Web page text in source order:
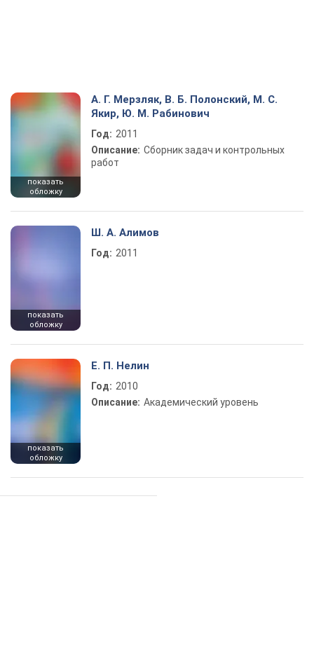
показать
обложку
А. Г. Мерзляк, В. Б. Полонский, М. С.
Якир, Ю. М. Рабинович
Год: 2011
Описание: Сборник задач и контрольных
работ
показать
обложку
Ш. А. Алимов
Год: 2011
показать
обложку
Е. П. Нелин
Год: 2010
Описание: Академический уровень